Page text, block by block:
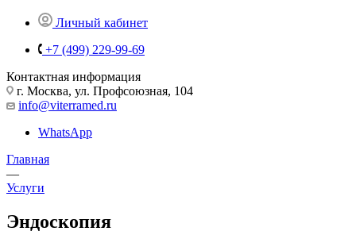
Личный кабинет
+7 (499) 229-99-69
Контактная информация
г. Москва, ул. Профсоюзная, 104
info@viterramed.ru
WhatsApp
Главная
—
Услуги
Эндоскопия